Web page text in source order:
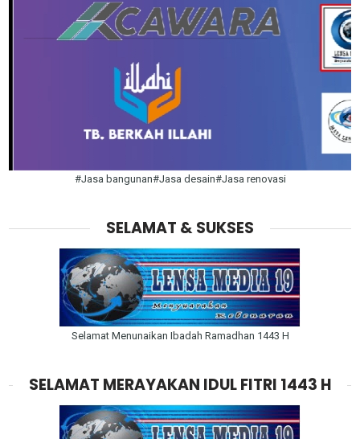
#Jasa bangunan#Jasa desain#Jasa renovasi
SELAMAT & SUKSES
Selamat Menunaikan Ibadah Ramadhan 1443 H
SELAMAT MERAYAKAN IDUL FITRI 1443 H